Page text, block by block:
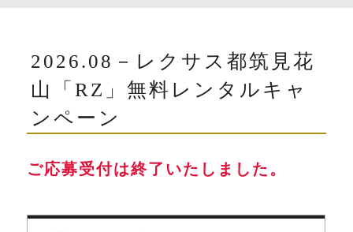
2026.08－レクサス都筑見花
山「RZ」無料レンタルキャ
ンペーン
ご応募受付は終了いたしました。